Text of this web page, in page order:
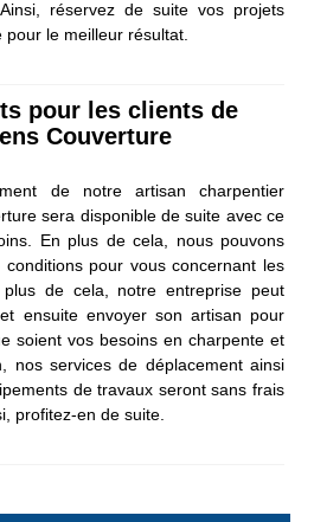
réservez de suite vos projets
le meilleur résultat.
pour les clients de
Couverture
de notre artisan charpentier
sera disponible de suite avec ce
En plus de cela, nous pouvons
pour vous concernant les
de cela, notre entreprise peut
ensuite envoyer son artisan pour
soient vos besoins en charpente et
nos services de déplacement ainsi
de travaux seront sans frais
profitez-en de suite.